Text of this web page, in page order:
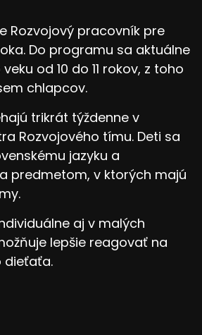
Rozvojový pracovník pre
Do programu sa aktuálne
od 10 do 11 rokov, z toho
chlapcov.
trikrát týždenne v
Rozvojového tímu. Deti sa
jazyku a
predmetom, v ktorých majú
aj v malých
lepšie reagovať na
dieťaťa.